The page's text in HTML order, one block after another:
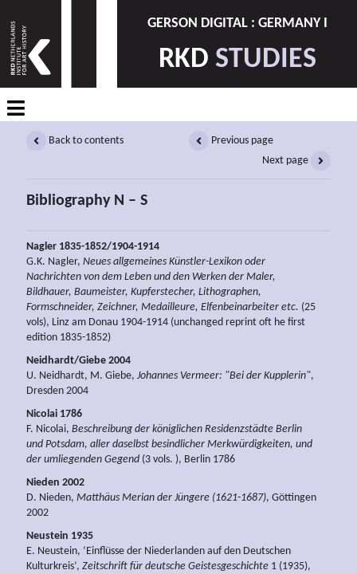
GERSON DIGITAL : GERMANY I
RKD STUDIES
Back to contents
Previous page
Next page
Bibliography N – S
Nagler 1835-1852/1904-1914
G.K. Nagler, Neues allgemeines Künstler-Lexikon oder
Nachrichten von dem Leben und den Werken der Maler,
Bildhauer, Baumeister, Kupferstecher, Lithographen,
Formschneider, Zeichner, Medailleure, Elfenbeinarbeiter etc. (25
vols), Linz am Donau 1904-1914 (unchanged reprint oft he first
edition 1835-1852)
Neidhardt/Giebe 2004
U. Neidhardt, M. Giebe, Johannes Vermeer: "Bei der Kupplerin",
Dresden 2004
Nicolai 1786
F. Nicolai, Beschreibung der königlichen Residenzstädte Berlin
und Potsdam, aller daselbst besindlicher Merkwürdigkeiten, und
der umliegenden Gegend (3 vols. ), Berlin 1786
Nieden 2002
D. Nieden, Matthäus Merian der Jüngere (1621-1687), Göttingen
2002
Neustein 1935
E. Neustein, ‘Einflüsse der Niederlanden auf den Deutschen
Kulturkreis’, Zeitschrift für deutsche Geistesgeschichte 1 (1935),